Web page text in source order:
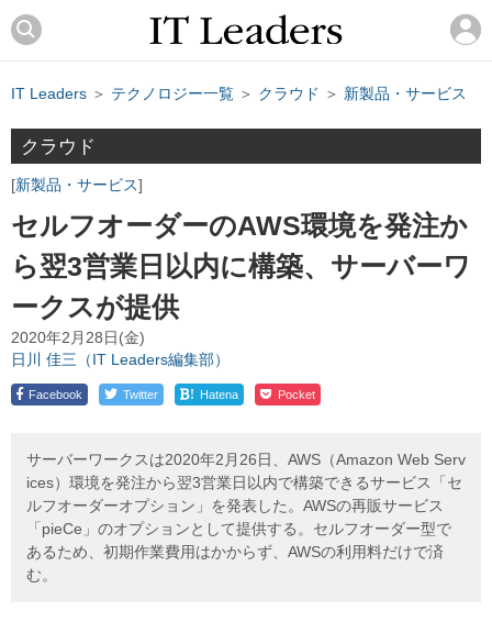
IT Leaders ＞ テクノロジー一覧 ＞ クラウド ＞ 新製品・サービス
クラウド
新製品・サービス
セルフオーダーのAWS環境を発注か
ら翌3営業日以内に構築、サーバーワ
ークスが提供
2020年2月28日(金)
日川 佳三（IT Leaders編集部）
Facebook Twitter ! Hatena Pocket
サーバーワークスは2020年2月26日、AWS（Amazon Web Serv
ices）環境を発注から翌3営業日以内で構築できるサービス「セ
ルフオーダーオプション」を発表した。AWSの再販サービス
「pieCe」のオプションとして提供する。セルフオーダー型で
あるため、初期作業費用はかからず、AWSの利用料だけで済
む。